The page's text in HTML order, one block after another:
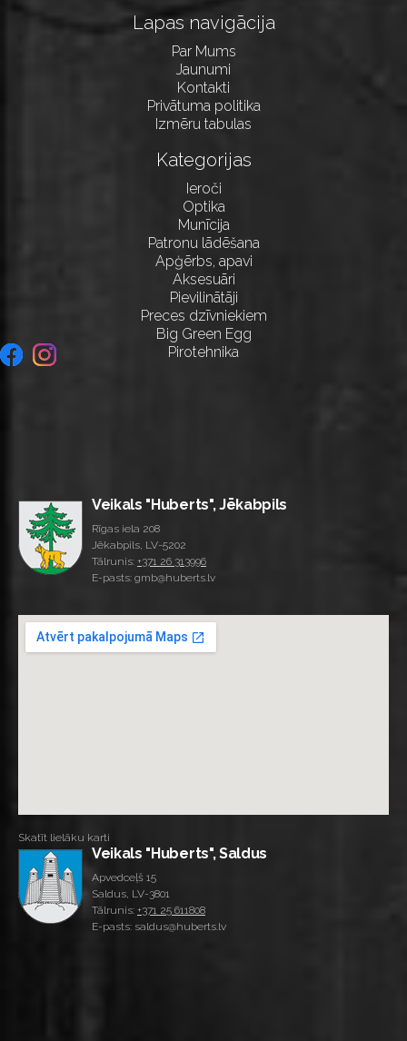
Lapas navigācija
Par Mums
Jaunumi
Kontakti
Privātuma politika
Izmēru tabulas
Kategorijas
Ieroči
Optika
Munīcija
Patronu lādēšana
Apģērbs, apavi
Aksesuāri
Pievilinātāji
Preces dzīvniekiem
Big Green Egg
Pirotehnika
Veikals "Huberts", Jēkabpils
Rīgas iela 208
Jēkabpils, LV-5202
Tālrunis: +371 26 313996
E-pasts: gmb@huberts.lv
Skatīt lielāku karti
Veikals "Huberts", Saldus
Apvedceļš 15
Saldus, LV-3801
Tālrunis: +371 25 611808
E-pasts: saldus@huberts.lv